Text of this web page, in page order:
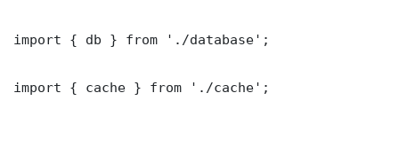
import { db } from './database';
import { cache } from './cache';